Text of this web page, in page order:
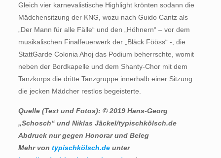
Gleich vier karnevalistische Highlight krönten sodann die
Mädchensitzung der KNG, wozu nach Guido Cantz als
„Der Mann für alle Fälle“ und den „Höhnern“ – vor dem
musikalischen Finalfeuerwerk der „Bläck Fööss“ -, die
StattGarde Colonia Ahoj das Podium beherrschte, womit
neben der Bordkapelle und dem Shanty-Chor mit dem
Tanzkorps die dritte Tanzgruppe innerhalb einer Sitzung
die jecken Mädcher restlos begeisterte.
Quelle (Text und Fotos): © 2019 Hans-Georg
„Schosch“ und Niklas Jäckel/typischkölsch.de
Abdruck nur gegen Honorar und Beleg
Mehr von typischkölsch.deunter